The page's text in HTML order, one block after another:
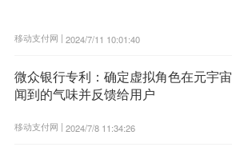
移动支付网 | 2024/7/11 10:01:40
微众银行专利：确定虚拟角色在元宇宙
闻到的气味并反馈给用户
移动支付网 | 2024/7/8 11:34:26